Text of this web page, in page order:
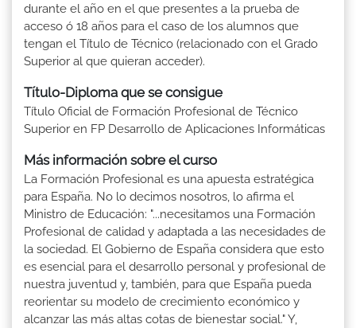
durante el año en el que presentes a la prueba de
acceso ó 18 años para el caso de los alumnos que
tengan el Título de Técnico (relacionado con el Grado
Superior al que quieran acceder).
Título-Diploma que se consigue
Título Oficial de Formación Profesional de Técnico
Superior en FP Desarrollo de Aplicaciones Informáticas
Más información sobre el curso
La Formación Profesional es una apuesta estratégica
para España. No lo decimos nosotros, lo afirma el
Ministro de Educación: "...necesitamos una Formación
Profesional de calidad y adaptada a las necesidades de
la sociedad. El Gobierno de España considera que esto
es esencial para el desarrollo personal y profesional de
nuestra juventud y, también, para que España pueda
reorientar su modelo de crecimiento económico y
alcanzar las más altas cotas de bienestar social." Y,